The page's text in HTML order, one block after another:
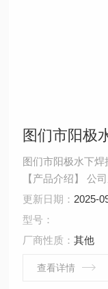
图们市阳极
图们市阳极水下焊
【产品介绍】 公
捞、水下拆除、水
像、水下探摸、沉
更新日期： 2025-
型号：
厂商性质：其他
查看详情